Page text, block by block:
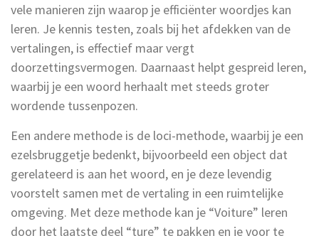
vele manieren zijn waarop je efficiënter woordjes kan
leren. Je kennis testen, zoals bij het afdekken van de
vertalingen, is effectief maar vergt
doorzettingsvermogen. Daarnaast helpt gespreid leren,
waarbij je een woord herhaalt met steeds groter
wordende tussenpozen.
Een andere methode is de loci-methode, waarbij je een
ezelsbruggetje bedenkt, bijvoorbeeld een object dat
gerelateerd is aan het woord, en je deze levendig
voorstelt samen met de vertaling in een ruimtelijke
omgeving. Met deze methode kan je “Voiture” leren
door het laatste deel “ture” te pakken en je voor te